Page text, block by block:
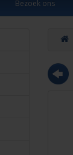
Bezoek ons